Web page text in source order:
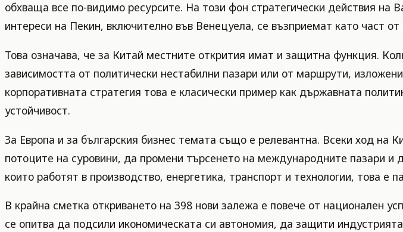
обхваща все по-видимо ресурсите. На този фон стратегически действия на
интереси на Пекин, включително във Венецуела, се възприемат като част
Това означава, че за Китай местните открития имат и защитна функция.
зависимостта от политически нестабилни пазари или от маршрути,
корпоративната стратегия това е класически пример как държавната
устойчивост.
За Европа и за българския бизнес темата също е релевантна. Всеки ход на
потоците на суровини, да промени търсенето на международните пазари
които работят в производство, енергетика, транспорт и технологии, това е
В крайна сметка откриването на 398 нови залежа е повече от национален
се опитва да подсили икономическата си автономия, да защити